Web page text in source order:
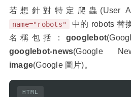
若想針對特定爬蟲(User
name="robots"
中的 robots 替
名稱包括：googlebot
googlebot-news(Google
image(Google 圖片)。
HTML